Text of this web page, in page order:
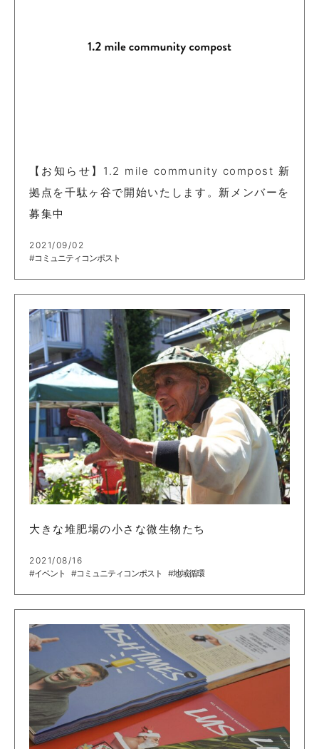
【お知らせ】1.2 mile community compost 新
拠点を千駄ヶ谷で開始いたします。新メンバーを
募集中
2021/09/02
#コミュニティコンポスト
大きな堆肥場の小さな微生物たち
2021/08/16
#イベント
#コミュニティコンポスト #地域循環